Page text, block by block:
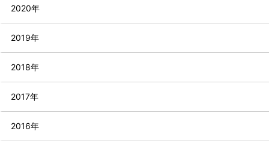
2020年
2019年
2018年
2017年
2016年